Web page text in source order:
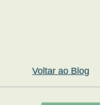
Voltar ao Blog